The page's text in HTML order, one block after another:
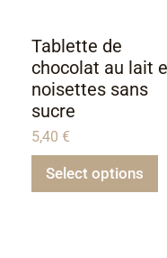
Tablette de
chocolat au lait
noisettes sans
sucre
5,40 €
Select options